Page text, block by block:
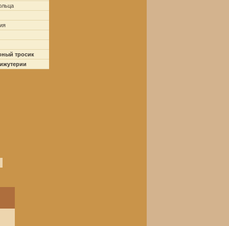
тросик